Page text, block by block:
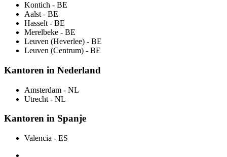
Kontich - BE
Aalst - BE
Hasselt - BE
Merelbeke - BE
Leuven (Heverlee) - BE
Leuven (Centrum) - BE
Kantoren in Nederland
Amsterdam - NL
Utrecht - NL
Kantoren in Spanje
Valencia - ES